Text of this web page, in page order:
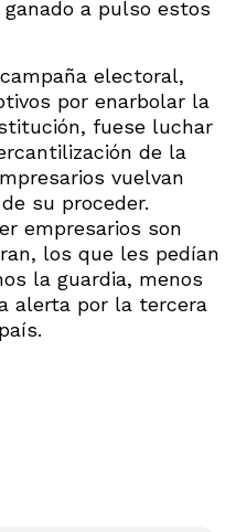
a pulso estos
electoral,
por enarbolar la
fuese luchar
de la
vuelvan
su proceder.
empresarios son
los que les pedían
la guardia, menos
alerta por la tercera